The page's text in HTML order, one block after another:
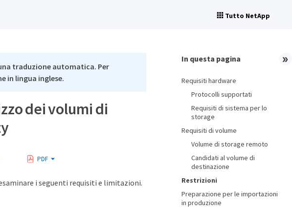
Tutto NetApp
traduzione automatica. Per
in lingua inglese.
dei volumi di
PDF
i seguenti requisiti e limitazioni.
In questa pagina
Requisiti hardware
Protocolli supportati
Requisiti di sistema per lo
storage
Requisiti di volume
Volume di storage remoto
Candidati al volume di
destinazione
Restrizioni
Preparazione per le importazioni
in produzione